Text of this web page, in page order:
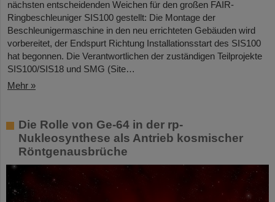
nächsten entscheidenden Weichen für den großen FAIR-
Ringbeschleuniger SIS100 gestellt: Die Montage der
Beschleunigermaschine in den neu errichteten Gebäuden wird
vorbereitet, der Endspurt Richtung Installationsstart des SIS100
hat begonnen. Die Verantwortlichen der zuständigen Teilprojekte
SIS100/SIS18 und SMG (Site…
Mehr »
Die Rolle von Ge-64 in der rp-
Nukleosynthese als Antrieb kosmischer
Röntgenausbrüche